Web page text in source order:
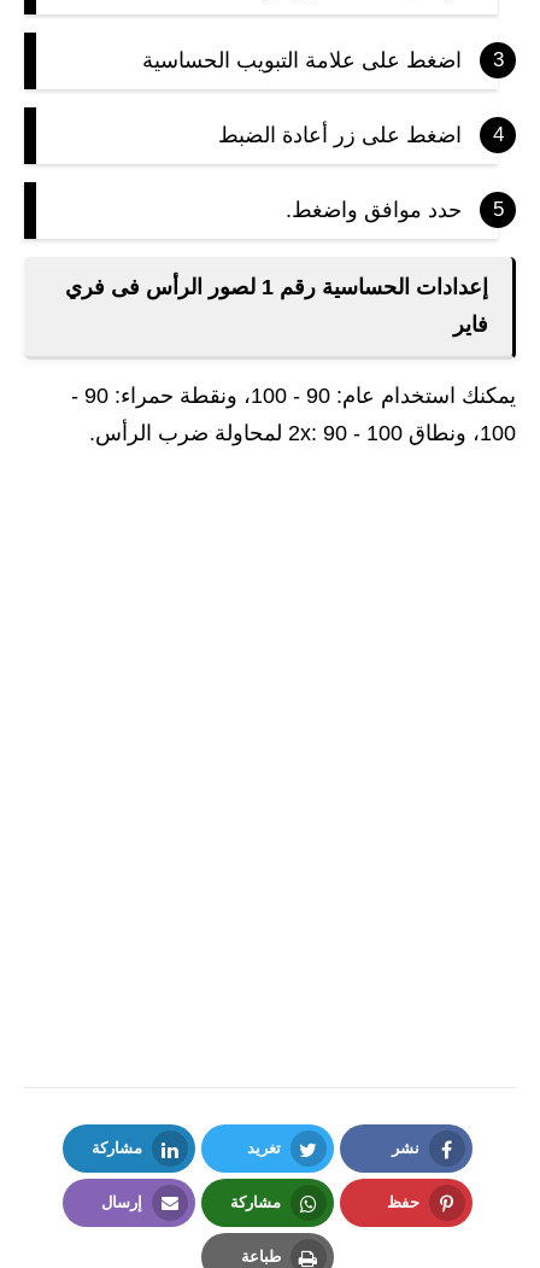
اضغط على علامة التبويب الحساسية
اضغط على زر أعادة الضبط
حدد موافق واضغط.
إعدادات الحساسية رقم 1 لصور الرأس فى فري
فاير
يمكنك استخدام عام: 90 - 100، ونقطة حمراء: 90 -
100، ونطاق 2x: 90 - 100 لمحاولة ضرب الرأس.
نشر
Facebook
تغريد
Twitter
مشاركة
LinkedIn
حفظ مشاركة
Whatsapp
إرسال
طباعة